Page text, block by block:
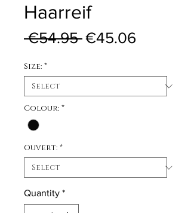
Haarreif
€54.95 Regular Price
€45.06
Size: *
Colour: *
Ouvert: *
Quantity *